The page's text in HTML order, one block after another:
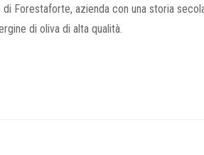
di Forestaforte, azienda con una storia
di oliva di alta qualità.